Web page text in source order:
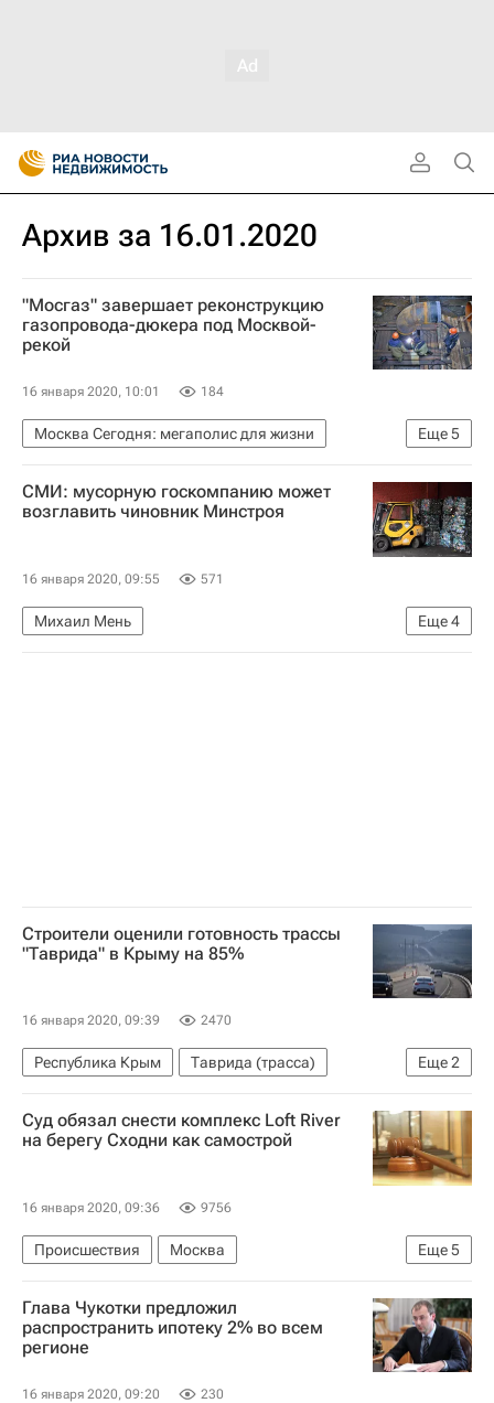
Архив за 16.01.2020
"Мосгаз" завершает реконструкцию
газопровода-дюкера под Москвой-
рекой
16 января 2020, 10:01 184
Еще5
Москва Сегодня: мегаполис для жизни
Москва
Мосгаз
Городское хозяйство Москвы
Инфраструктура
СМИ: мусорную госкомпанию может
возглавить чиновник Минстроя
16 января 2020, 09:55 571
Еще4
Михаил Мень
Министерство строительства и жилищно-коммунального хозяйства РФ (Минстрой России)
Строители оценили готовность трассы
"Таврида" в Крыму на 85%
16 января 2020, 09:39 2470
Еще2
Республика Крым
Таврида (трасса)
Строительство
Дороги
Суд обязал снести комплекс Loft River
на берегу Сходни как самострой
16 января 2020, 09:36 9756
Еще5
Происшествия
Москва
Федеральная служба государственной регистрации, кадастра и картографии (Росреестр)
Мосгосстройнадзор
Жилье
Строительство
Глава Чукотки предложил
распространить ипотеку 2% во всем
регионе
16 января 2020, 09:20 230